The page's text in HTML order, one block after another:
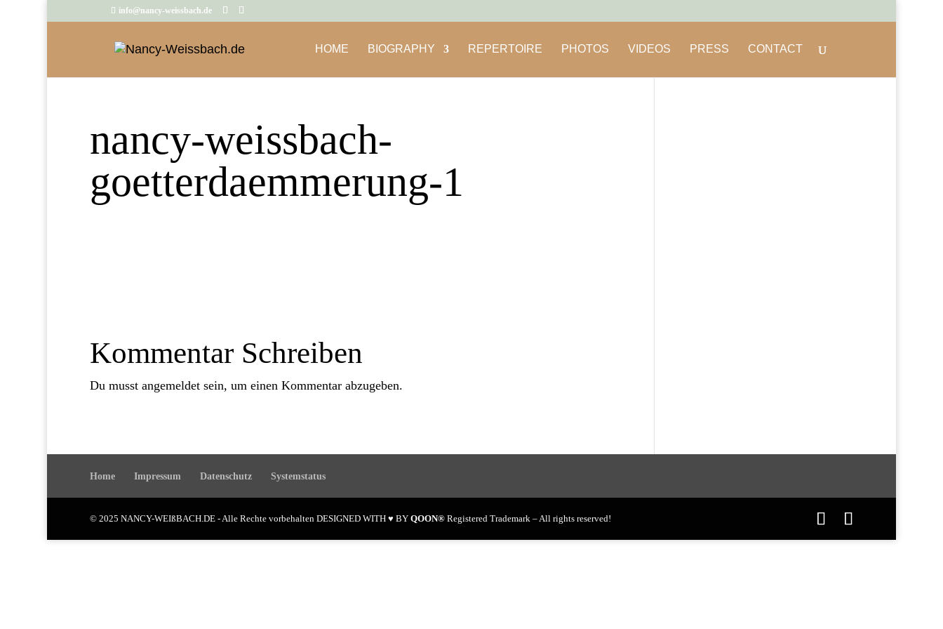
info@nancy-weissbach.de
HOME BIOGRAPHY REPERTOIRE PHOTOS VIDEOS PRESS CONTACT
nancy-weissbach-
goetterdaemmerung-1
Kommentar Schreiben
Du musst angemeldetsein, um einen Kommentar abzugeben.
Home Impressum Datenschutz Systemstatus
© 2025 NANCY-WEIßBACH.DE - Alle Rechte vorbehalten DESIGNED WITH ♥ BY QOON®Registered Trademark – All rights reserved!